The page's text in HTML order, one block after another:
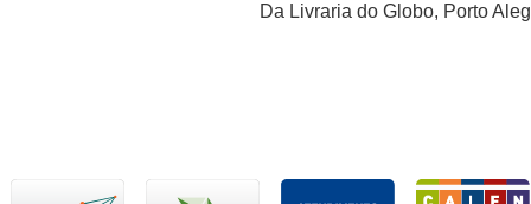
Da Livraria do Globo, Porto